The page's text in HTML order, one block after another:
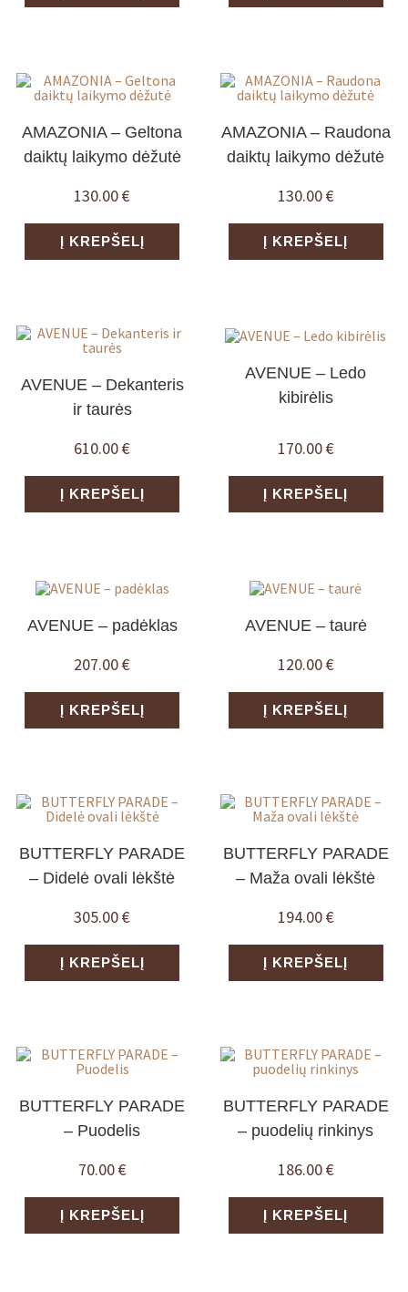
AMAZONIA – Geltona
daiktų laikymo dėžutė
130.00€
Į KREPŠELĮ
AMAZONIA – Raudona
daiktų laikymo dėžutė
130.00€
Į KREPŠELĮ
AVENUE – Dekanteris
ir taurės
610.00€
Į KREPŠELĮ
AVENUE – Ledo
kibirėlis
170.00€
Į KREPŠELĮ
AVENUE – padėklas
207.00€
Į KREPŠELĮ
AVENUE – taurė
120.00€
Į KREPŠELĮ
BUTTERFLY PARADE
– Didelė ovali lėkštė
305.00€
Į KREPŠELĮ
BUTTERFLY PARADE
– Maža ovali lėkštė
194.00€
Į KREPŠELĮ
BUTTERFLY PARADE
– Puodelis
70.00€
Į KREPŠELĮ
BUTTERFLY PARADE
– puodelių rinkinys
186.00€
Į KREPŠELĮ